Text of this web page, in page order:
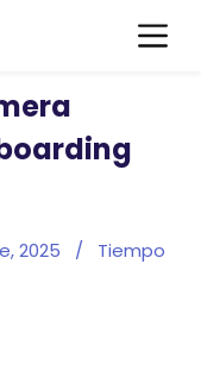
2025 /
Tiempo